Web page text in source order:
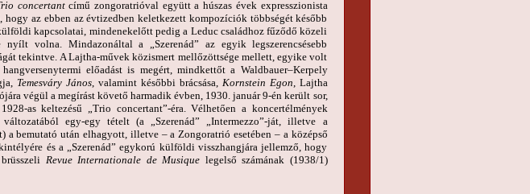
concertantcímű zongoratrióval együtt a húszas évek expresszionista
hogy az ebben az évtizedben keletkezett kompozíciók többségét később
kapcsolatai, mindenekelőtt pedig a Leduc családhoz fűződő közeli
volna. Mindazonáltal a „Szerenád” az egyik legszerencsésebb
tekintve. A Lajtha-művek közismert mellőzöttsége mellett, egyike volt
előadást is megért, mindkettőt a Waldbauer–Kerpely
Temesváry János , valamint későbbi brácsása, Kornstein Egon , Lajtha
végül a megírást követő harmadik évben, 1930. január 9-én került sor,
as keltezésű „Trio concertant”-éra. Vélhetően a koncertélmények
egy-egy tételt (a „Szerenád” „Intermezzo”-ját, illetve a
a bemutató után elhagyott, illetve – a Zongoratrió esetében – a középső
és a „Szerenád” egykorú külföldi visszhangjára jellemző, hogy
Revue Internationale de Musique legelső számának (1938/1)